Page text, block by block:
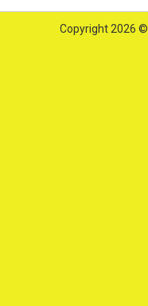
Copyright 2026 ©